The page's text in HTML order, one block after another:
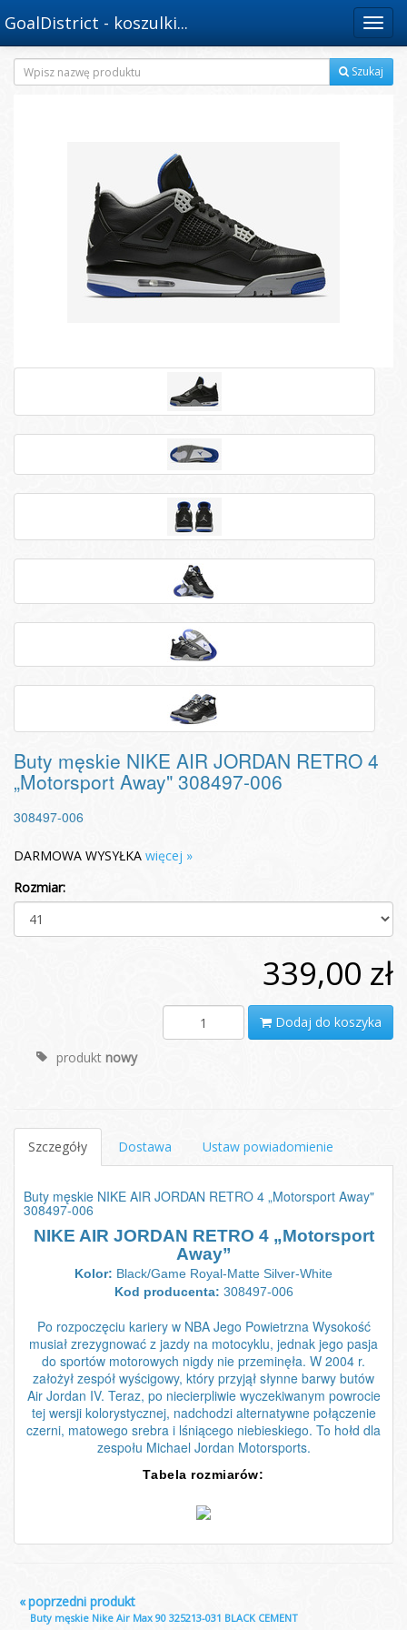
Menu
GoalDistrict - koszulki...
Szukaj
Buty męskie NIKE AIR JORDAN RETRO 4
„Motorsport Away" 308497-006
308497-006
DARMOWA WYSYŁKA więcej »
Rozmiar:
339,00 zł
Dodaj do koszyka
produkt nowy
Szczegóły Dostawa Ustaw powiadomienie
Buty męskie NIKE AIR JORDAN RETRO 4 „Motorsport Away"
308497-006
NIKE AIR JORDAN RETRO 4 „Motorsport
Away”
Kolor: Black/Game Royal-Matte Silver-White
Kod producenta: 308497-006
Po rozpoczęciu kariery w NBA Jego Powietrzna Wysokość
musiał zrezygnować z jazdy na motocyklu, jednak jego pasja
do sportów motorowych nigdy nie przeminęła. W 2004 r.
założył zespół wyścigowy, który przyjął słynne barwy butów
Air Jordan IV. Teraz, po niecierpliwie wyczekiwanym powrocie
tej wersji kolorystycznej, nadchodzi alternatywne połączenie
czerni, matowego srebra i lśniącego niebieskiego. To hołd dla
zespołu Michael Jordan Motorsports.
Tabela rozmiarów:
«poprzedni produkt
Buty męskie Nike Air Max 90 325213-031 BLACK CEMENT